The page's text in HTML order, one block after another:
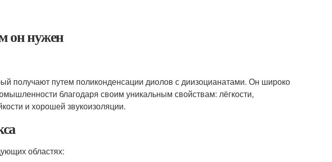
он нужен
получают путем поликонденсации диолов с диизоцианатами. Он широко
благодаря своим уникальным свойствам: лёгкости,
и хорошей звукоизоляции.
областях: